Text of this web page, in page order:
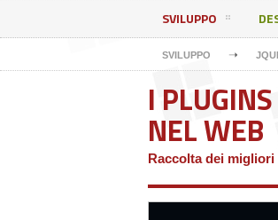
SVILUPPO
SVILUPPO ➝
I
NEL WEB
Raccolta dei